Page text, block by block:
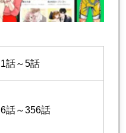
1話～5話
6話～356話